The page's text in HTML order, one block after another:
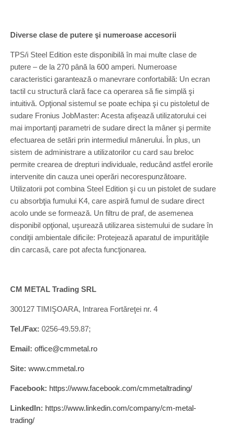
Diverse clase de putere şi numeroase accesorii
TPS/i Steel Edition este disponibilă în mai multe clase de
putere – de la 270 până la 600 amperi. Numeroase
caracteristici garantează o manevrare confortabilă: Un ecran
tactil cu structură clară face ca operarea să fie simplă şi
intuitivă. Opţional sistemul se poate echipa şi cu pistoletul de
sudare Fronius JobMaster: Acesta afişează utilizatorului cei
mai importanţi parametri de sudare direct la mâner şi permite
efectuarea de setări prin intermediul mânerului. În plus, un
sistem de administrare a utilizatorilor cu card sau breloc
permite crearea de drepturi individuale, reducând astfel erorile
intervenite din cauza unei operări necorespunzătoare.
Utilizatorii pot combina Steel Edition şi cu un pistolet de sudare
cu absorbţia fumului K4, care aspiră fumul de sudare direct
acolo unde se formează. Un filtru de praf, de asemenea
disponibil opţional, uşurează utilizarea sistemului de sudare în
condiţii ambientale dificile: Protejează aparatul de impurităţile
din carcasă, care pot afecta funcţionarea.
CM METAL Trading SRL
300127 TIMIŞOARA, Intrarea Fortăreţei nr. 4
Tel./Fax: 0256-49.59.87;
Email: office@cmmetal.ro
Site: www.cmmetal.ro
Facebook: https://www.facebook.com/cmmetaltrading/
LinkedIn: https://www.linkedin.com/company/cm-metal-
trading/